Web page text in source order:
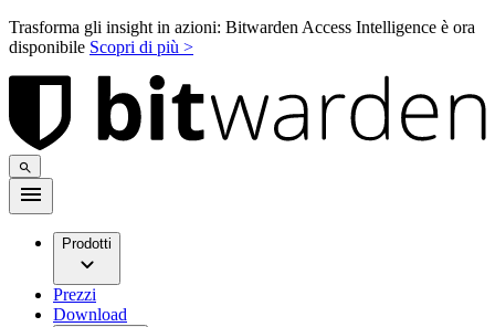
Trasforma gli insight in azioni: Bitwarden Access Intelligence è ora
disponibile Scopri di più >
Prodotti
Prezzi
Download